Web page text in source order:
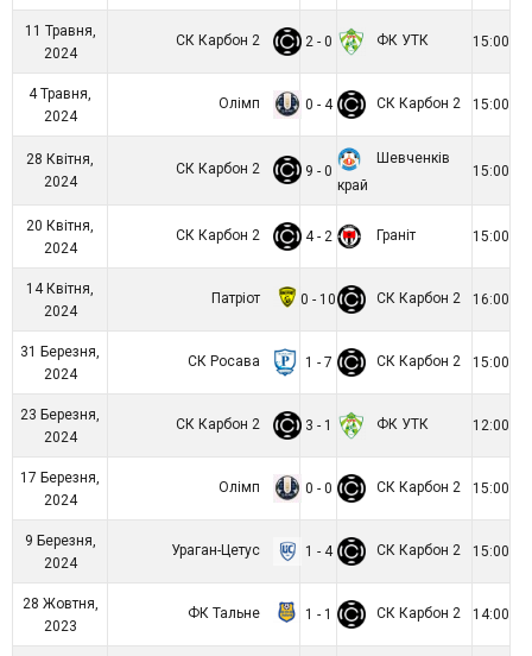
11 Травня,
2024
СК Карбон 2 2 - 0 ФК УТК 15:00
4 Травня,
2024
Олімп 0 - 4 СК Карбон 2 15:00
28 Квітня,
2024
СК Карбон 2 9 - 0
Шевченків
край
15:00
20 Квітня,
2024
СК Карбон 2 4 - 2 Граніт 15:00
14 Квітня,
2024
Патріот 0 - 10 СК Карбон 2 16:00
31 Березня,
2024
СК Росава 1 - 7 СК Карбон 2 15:00
23 Березня,
2024
СК Карбон 2 3 - 1 ФК УТК 12:00
17 Березня,
2024
Олімп 0 - 0 СК Карбон 2 15:00
9 Березня,
2024
Ураган-Цетус 1 - 4 СК Карбон 2 15:00
28 Жовтня,
2023
ФК Тальне 1 - 1 СК Карбон 2 14:00